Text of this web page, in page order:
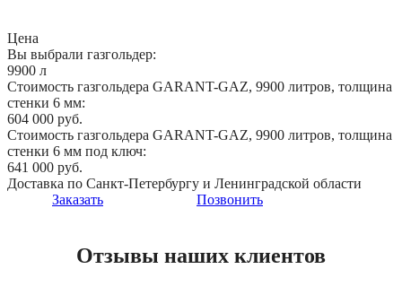
Цена
Вы выбрали газгольдер:
9900 л
Стоимость газгольдера GARANT-GAZ, 9900 литров, толщина
стенки 6 мм:
604 000 руб.
Стоимость газгольдера GARANT-GAZ, 9900 литров, толщина
стенки 6 мм под ключ:
641 000 руб.
Доставка по Санкт-Петербургу и Ленинградской области
Заказать
Позвонить
Отзывы наших клиентов